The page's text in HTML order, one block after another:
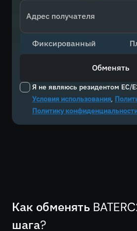
Адрес получателя
Я не являюсь резидентом ЕС/
Условия использования,
Политику
Фиксированный
Обменять
Как обменять
шага?